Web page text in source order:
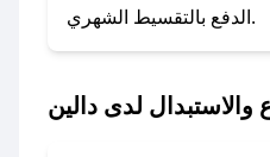
المفضل؟
لمتجرك المفضل، يمكنك
أسرع وقت ممكن.
الدفع بالتقسيط الشهري.
والاستبدال لدى دالين